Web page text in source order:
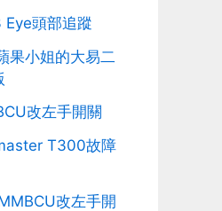
Eye頭部追蹤
果小姐的大易二
改左手開關
T300故障
改左手開